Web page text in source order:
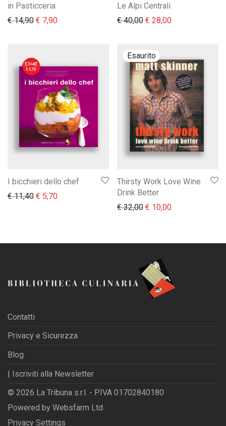
in Pasticceria
€14,90 Il prezzo originale era: € 14,90.
€ 7,90Il prezzo attuale è: € 7,90.
Le Alpi Centrali
€40,00 Il prezzo originale era:
€ 28,00Il prezzo
I bicchieri dello chef
€11,40 Il prezzo originale era: € 11,40.
€ 5,70Il prezzo attuale è: € 5,70.
Thirsty Work Love Wine
Drink Better
€32,00 Il prezzo originale era:
€ 10,00Il prezzo
Contatti
Privacy e Sicurezza
Blog
| Iscriviti alla Newsletter
© 2026 La Tribuna s.r.l. - P.IVA 01702840180
Powered by Websfarm Ltd
Privacy Settings